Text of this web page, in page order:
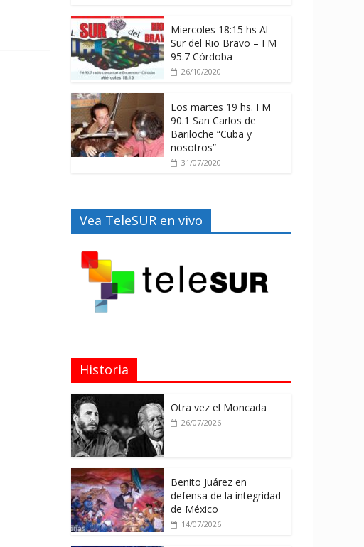
Miercoles 18:15 hs Al
Sur del Rio Bravo – FM
95.7 Córdoba
26/10/2020
Los martes 19 hs. FM
90.1 San Carlos de
Bariloche “Cuba y
nosotros”
31/07/2020
Vea TeleSUR en vivo
Historia
Otra vez el Moncada
26/07/2026
Benito Juárez en
defensa de la integridad
de México
14/07/2026